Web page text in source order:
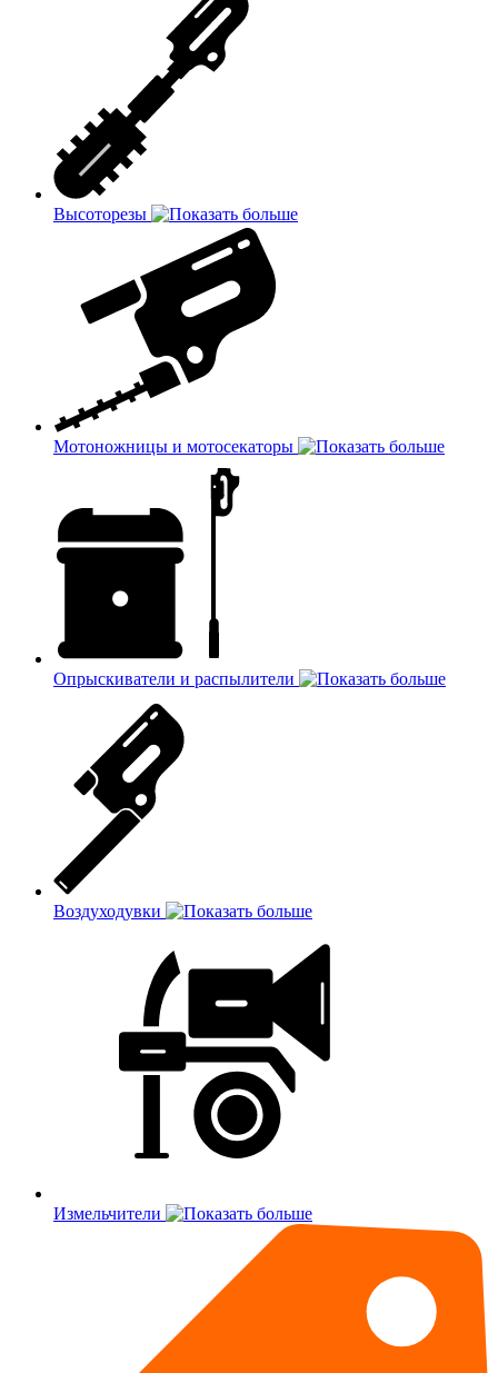
Высоторезы
Мотоножницы и мотосекаторы
Опрыскиватели и распылители
Воздуходувки
Измельчители